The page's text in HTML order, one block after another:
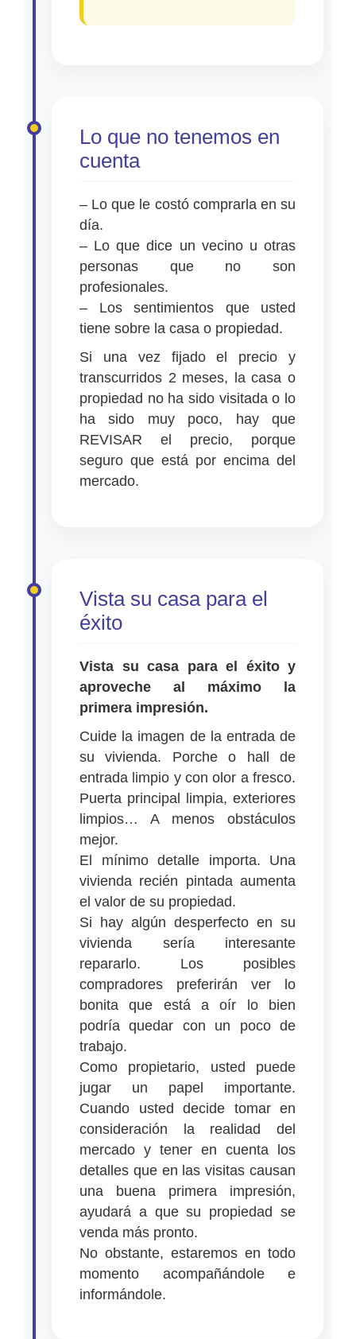
Lo que no tenemos en
cuenta
– Lo que le costó comprarla en su
día.
– Lo que dice un vecino u otras
personas que no son
profesionales.
– Los sentimientos que usted
tiene sobre la casa o propiedad.
Si una vez fijado el precio y
transcurridos 2 meses, la casa o
propiedad no ha sido visitada o lo
ha sido muy poco, hay que
REVISAR el precio, porque
seguro que está por encima del
mercado.
Vista su casa para el
éxito
Vista su casa para el éxito y
aproveche al máximo la
primera impresión.
Cuide la imagen de la entrada de
su vivienda. Porche o hall de
entrada limpio y con olor a fresco.
Puerta principal limpia, exteriores
limpios… A menos obstáculos
mejor.
El mínimo detalle importa. Una
vivienda recién pintada aumenta
el valor de su propiedad.
Si hay algún desperfecto en su
vivienda sería interesante
repararlo. Los posibles
compradores preferirán ver lo
bonita que está a oír lo bien
podría quedar con un poco de
trabajo.
Como propietario, usted puede
jugar un papel importante.
Cuando usted decide tomar en
consideración la realidad del
mercado y tener en cuenta los
detalles que en las visitas causan
una buena primera impresión,
ayudará a que su propiedad se
venda más pronto.
No obstante, estaremos en todo
momento acompañándole e
informándole.